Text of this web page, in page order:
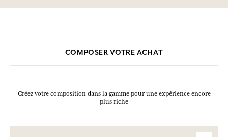
COMPOSER VOTRE ACHAT
Créez votre composition dans la gamme pour une expérience encore
plus riche